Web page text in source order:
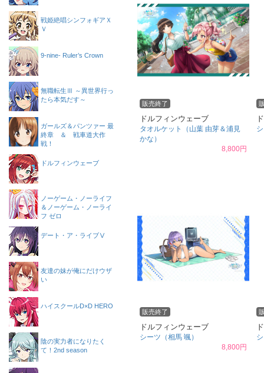
販売終了
ドルフィンウェーブ
タオルケット（山葉 由芽＆浦見
かな）
8,800円
販売終了
ドルフィンウェーブ
シーツ（相馬 颯）
8,800円
戦姫絶唱シンフォギアＸ
Ｖ
9-nine- Ruler’s Crown
無職転生Ⅲ ～異世界行っ
たら本気だす～
ガールズ＆パンツァー 最
終章 ＆ 戦車道大作
戦！
ドルフィンウェーブ
ノーゲーム・ノーライフ
＆ノーゲーム・ノーライ
フ ゼロ
デート・ア・ライブⅤ
友達の妹が俺にだけウザ
い
ハイスクールD×D HERO
陰の実力者になりたく
て！2nd season